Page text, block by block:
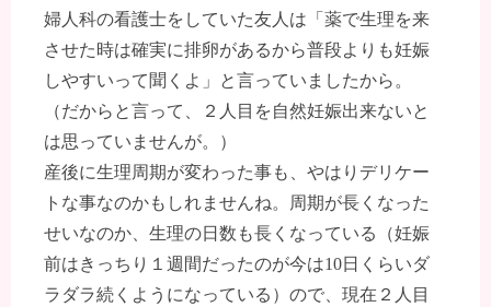
婦人科の看護士をしていた友人は「薬で生理を来
させた時は確実に排卵があるから普段よりも妊娠
しやすいって聞くよ」と言っていましたから。
（だからと言って、２人目を自然妊娠出来ないと
は思っていませんが。）
産後に生理周期が変わった事も、やはりデリケー
トな事なのかもしれませんね。周期が長くなった
せいなのか、生理の日数も長くなっている（妊娠
前はきっちり１週間だったのが今は10日くらいダ
ラダラ続くようになっている）ので、現在２人目